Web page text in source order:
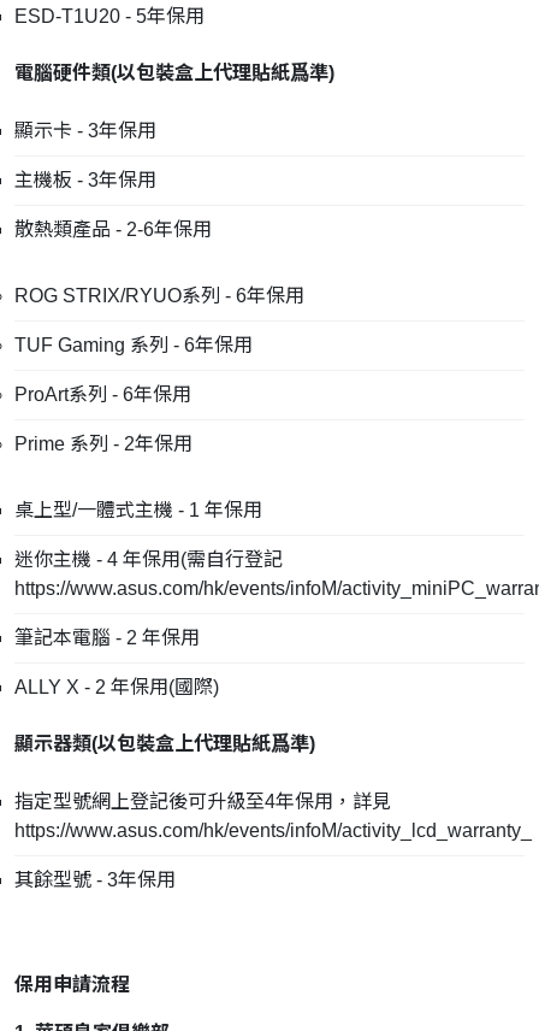
ESD-T1U20 - 5年保用
電腦硬件類(以包裝盒上代理貼紙爲準)
顯示卡 - 3年保用
主機板 - 3年保用
散熱類產品 - 2-6年保用
ROG STRIX/RYUO系列 - 6年保用
TUF Gaming 系列 - 6年保用
ProArt系列 - 6年保用
Prime 系列 - 2年保用
桌上型/一體式主機 - 1 年保用
迷你主機 - 4 年保用(需自行登記
https://www.asus.com/hk/events/infoM/
筆記本電腦 - 2 年保用
ALLY X - 2 年保用(國際)
顯示器類(以包裝盒上代理貼紙爲準)
指定型號網上登記後可升級至4年保用，詳見
https://www.asus.com/hk/events/infoM/activity_lcd_warranty_
其餘型號 - 3年保用
保用申請流程